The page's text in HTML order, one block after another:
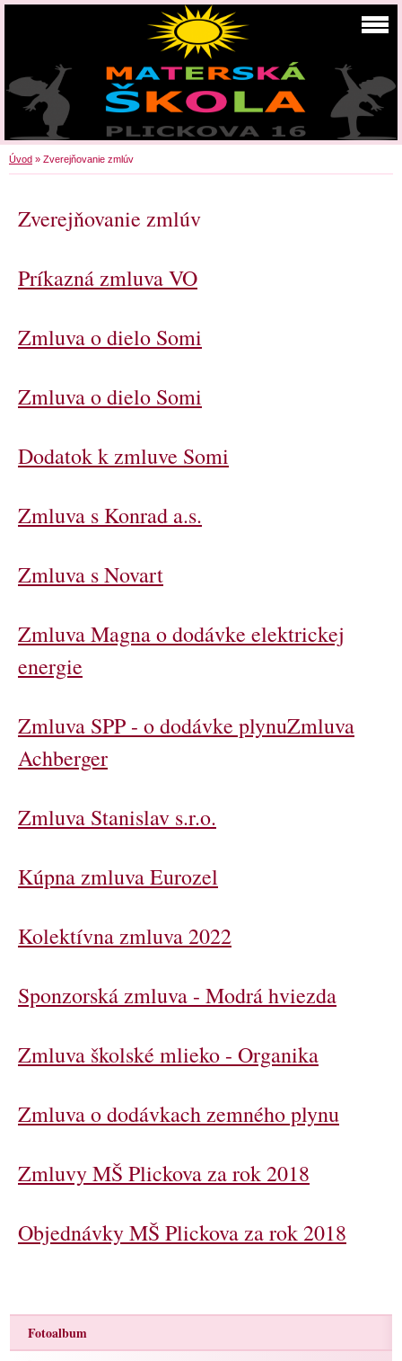
Úvod » Zverejňovanie zmlúv
Zverejňovanie zmlúv
Príkazná zmluva VO
Zmluva o dielo Somi
Zmluva o dielo Somi
Dodatok k zmluve Somi
Zmluva s Konrad a.s.
Zmluva s Novart
Zmluva Magna o dodávke elektrickej
energie
Zmluva SPP - o dodávke plynuZmluva
Achberger
Zmluva Stanislav s.r.o.
Kúpna zmluva Eurozel
Kolektívna zmluva 2022
Sponzorská zmluva - Modrá hviezda
Zmluva školské mlieko - Organika
Zmluva o dodávkach zemného plynu
Zmluvy MŠ Plickova za rok 2018
Objednávky MŠ Plickova za rok 2018
Fotoalbum